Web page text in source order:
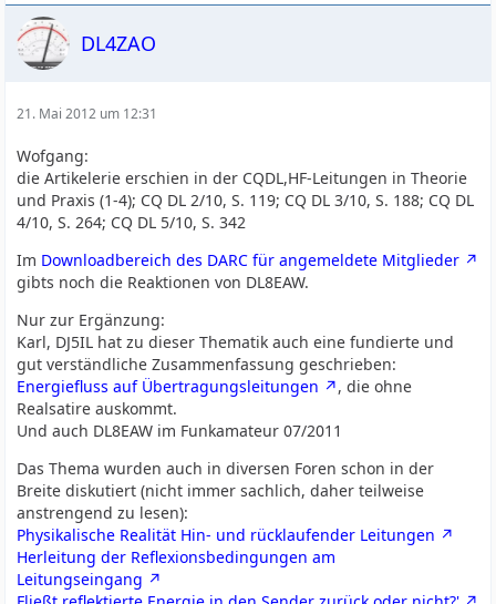
DL4ZAO
21. Mai 2012 um 12:31
Wofgang:
die Artikelerie erschien in der CQDL,HF-Leitungen in Theorie
und Praxis (1-4); CQ DL 2/10, S. 119; CQ DL 3/10, S. 188; CQ DL
4/10, S. 264; CQ DL 5/10, S. 342
Im Downloadbereich des DARC für angemeldete Mitglieder
gibts noch die Reaktionen von DL8EAW.
Nur zur Ergänzung:
Karl, DJ5IL hat zu dieser Thematik auch eine fundierte und
gut verständliche Zusammenfassung geschrieben:
Energiefluss auf Übertragungsleitungen
, die ohne
Realsatire auskommt.
Und auch DL8EAW im Funkamateur 07/2011
Das Thema wurden auch in diversen Foren schon in der
Breite diskutiert (nicht immer sachlich, daher teilweise
anstrengend zu lesen):
Physikalische Realität Hin- und rücklaufender Leitungen
Herleitung der Reflexionsbedingungen am
Leitungseingang